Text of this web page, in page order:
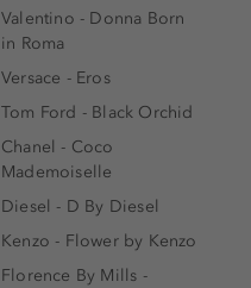
Valentino - Donna Born
in Roma
Versace - Eros
Tom Ford - Black Orchid
Chanel - Coco
Mademoiselle
Diesel - D By Diesel
Kenzo - Flower by Kenzo
Florence By Mills -